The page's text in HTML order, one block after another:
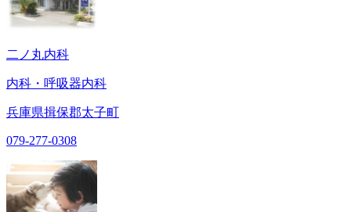
二ノ丸内科
内科・呼吸器内科
兵庫県揖保郡太子町
079-277-0308